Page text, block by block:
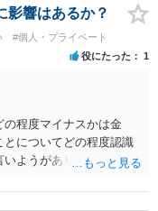
影響はあるか？
#個人・プライベート
役にたった 1
程度マイナスかは金
についてどの程度認識
いようがありません。 と
します。